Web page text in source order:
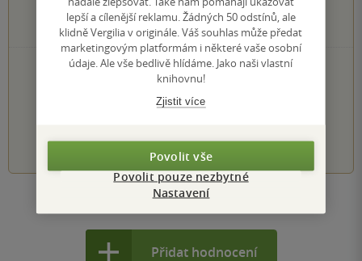
0×
2 hvězdičky
1×
1 hvezdička
PŘIDEJTE SVÉ HODNOCENÍ KNIHY
Přidat hodnocení
lepší a cílenější reklamu. Žádných 50 odstínů, ale
klidně Vergilia v originále. Váš souhlas může předat
marketingovým platformám i některé vaše osobní
údaje. Ale vše bedlivě hlídáme. Jako naši vlastní
knihovnu!
Zjistit více
Povolit vše
Povolit pouze nezbytné
Nastavení